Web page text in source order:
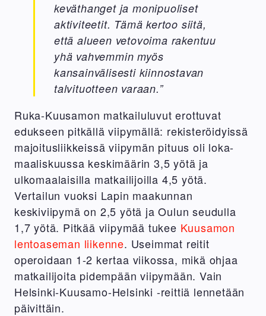
keväthanget ja monipuoliset
aktiviteetit. Tämä kertoo siitä,
että alueen vetovoima rakentuu
yhä vahvemmin myös
kansainvälisesti kiinnostavan
talvituotteen varaan.”
Ruka-Kuusamon matkailuluvut erottuvat
edukseen pitkällä viipymällä: rekisteröidyissä
majoitusliikkeissä viipymän pituus oli loka-
maaliskuussa keskimäärin 3,5 yötä ja
ulkomaalaisilla matkailijoilla 4,5 yötä.
Vertailun vuoksi Lapin maakunnan
keskiviipymä on 2,5 yötä ja Oulun seudulla
1,7 yötä. Pitkää viipymää tukee Kuusamon
lentoaseman liikenne. Useimmat reitit
operoidaan 1-2 kertaa viikossa, mikä ohjaa
matkailijoita pidempään viipymään. Vain
Helsinki-Kuusamo-Helsinki -reittiä lennetään
päivittäin.